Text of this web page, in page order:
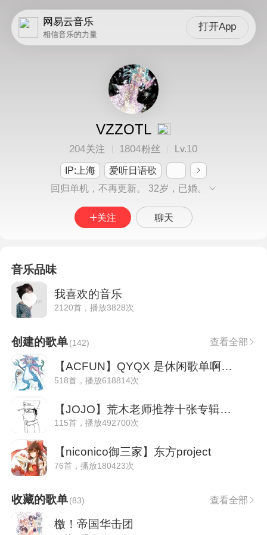
网易云音乐
相信音乐的力量
打开App
VZZOTL
204关注 1804粉丝 Lv.10
IP:上海
爱听日语歌
回归单机，不再更新。 32岁，已婚。
关注 聊天
音乐品味
我喜欢的音乐
2120首，播放3828次
创建的歌单(142) 查看全部
【ACFUN】QYQX 是休闲歌单啊[8.2版]
518首，播放618814次
【JOJO】荒木老师推荐十张专辑（70年代）
115首，播放492700次
【niconico御三家】东方project
76首，播放180423次
收藏的歌单(83) 查看全部
檄！帝国华击团